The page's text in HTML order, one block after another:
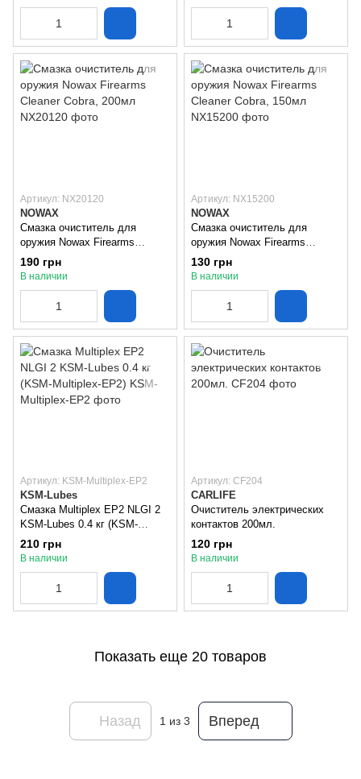
Артикул: NX20120
NOWAX
Смазка очиститель для
оружия Nowax Firearms
Cleaner Cobra, 200мл
190 грн
В наличии
Артикул: NX15200
NOWAX
Смазка очиститель для
оружия Nowax Firearms
Cleaner Cobra, 150мл
130 грн
В наличии
Артикул: KSM-Multiplex-EP2
KSM-Lubes
Смазка Multiplex EP2 NLGI 2
KSM-Lubes 0.4 кг (KSM-
Multiplex-EP2)
210 грн
В наличии
Артикул: CF204
CARLIFE
Очиститель электрических
контактов 200мл.
120 грн
В наличии
Показать еще 20 товаров
Назад 1 из 3 Вперед